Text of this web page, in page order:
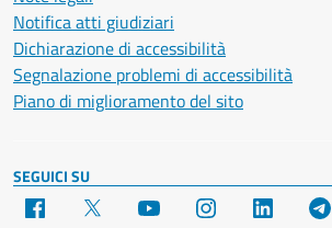
Notifica atti giudiziari
Dichiarazione di accessibilità
Segnalazione problemi di accessibilità
Piano di miglioramento del sito
SEGUICI SU
Facebook YouTube Instagram LinkedIn